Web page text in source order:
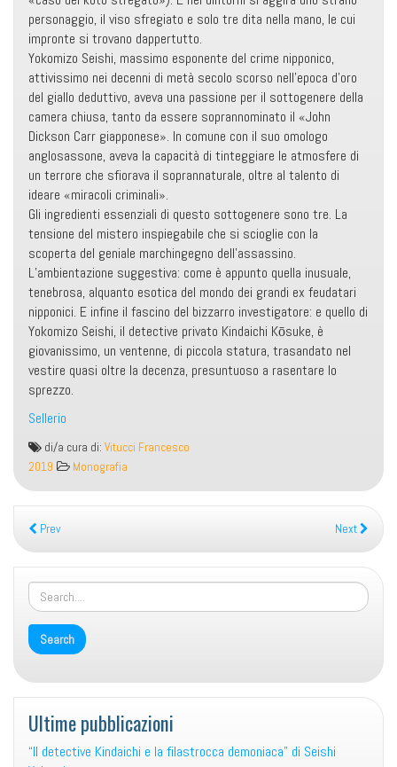
personaggio, il viso sfregiato e solo tre dita nella mano, le cui
impronte si trovano dappertutto.
Yokomizo Seishi, massimo esponente del crime nipponico,
attivissimo nei decenni di metà secolo scorso nell’epoca d’oro
del giallo deduttivo, aveva una passione per il sottogenere della
camera chiusa, tanto da essere soprannominato il «John
Dickson Carr giapponese». In comune con il suo omologo
anglosassone, aveva la capacità di tinteggiare le atmosfere di
un terrore che sfiorava il soprannaturale, oltre al talento di
ideare «miracoli criminali».
Gli ingredienti essenziali di questo sottogenere sono tre. La
tensione del mistero inspiegabile che si scioglie con la
scoperta del geniale marchingegno dell’assassino.
L’ambientazione suggestiva: come è appunto quella inusuale,
tenebrosa, alquanto esotica del mondo dei grandi ex feudatari
nipponici. E infine il fascino del bizzarro investigatore: e quello di
Yokomizo Seishi, il detective privato Kindaichi Kōsuke, è
giovanissimo, un ventenne, di piccola statura, trasandato nel
vestire quasi oltre la decenza, presuntuoso a rasentare lo
sprezzo.
Sellerio
Il
detective
di/a cura di: Vitucci Francesco
2019
Monografia
Prev Next
Ultime pubblicazioni
“Il detective Kindaichi e la filastrocca demoniaca” di Seishi